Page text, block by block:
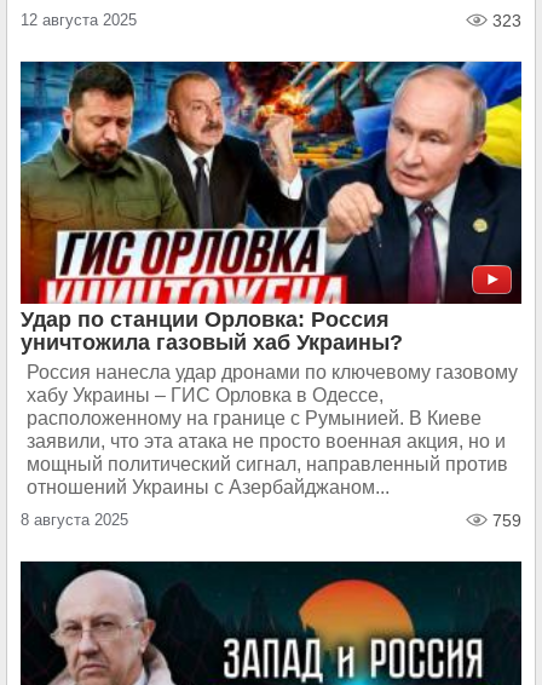
12 августа 2025 323
Удар по станции Орловка: Россия
уничтожила газовый хаб Украины?
Россия нанесла удар дронами по ключевому газовому
хабу Украины – ГИС Орловка в Одессе,
расположенному на границе с Румынией. В Киеве
заявили, что эта атака не просто военная акция, но и
мощный политический сигнал, направленный против
отношений Украины с Азербайджаном...
8 августа 2025 759